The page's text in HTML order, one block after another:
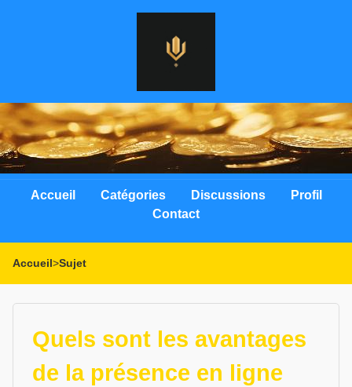
Accueil Catégories Discussions
Profil
Contact
Accueil>Sujet
Quels sont les avantages
de la présence en ligne